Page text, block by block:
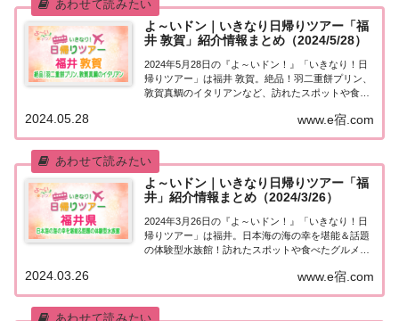
よ～いドン｜いきなり日帰りツアー「福
井 敦賀」紹介情報まとめ（2024/5/28）
2024年5月28日の『よ～いドン！』「いきなり！日
帰りツアー」は福井 敦賀。絶品！羽二重餅プリン、
敦賀真鯛のイタリアンなど、訪れたスポットや食べ
「福井 敦賀」日帰りツアー麒麟・田村さんが街行く
人にいきなり声をかけ、そのまま日帰りツアー...
www.e宿.com
2024.05.28
よ～いドン｜いきなり日帰りツアー「福
井」紹介情報まとめ（2024/3/26）
2024年3月26日の『よ～いドン！』「いきなり！日
帰りツアー」は福井。日本海の海の幸を堪能＆話題
の体験型水族館！訪れたスポットや食べたグルメな
りツアー麒麟・田村さんが街行く人にいきなり声を
かけ、そのまま日帰りツアーにご招待する『いき...
www.e宿.com
2024.03.26